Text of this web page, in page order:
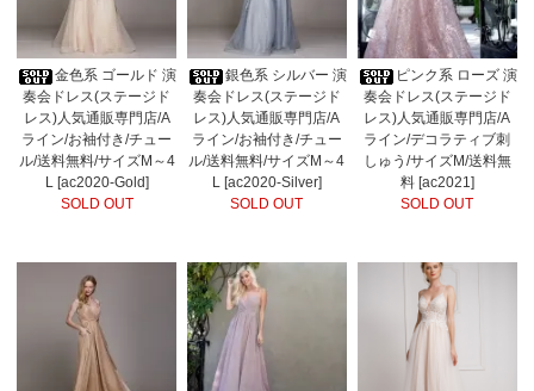
金色系 ゴールド 演
奏会ドレス(ステージド
レス)人気通販専門店/A
ライン/お袖付き/チュー
ル/送料無料/サイズM～4
L [ac2020-Gold]
SOLD OUT
銀色系 シルバー 演
奏会ドレス(ステージド
レス)人気通販専門店/A
ライン/お袖付き/チュー
ル/送料無料/サイズM～4
L [ac2020-Silver]
SOLD OUT
ピンク系 ローズ 演
奏会ドレス(ステージド
レス)人気通販専門店/A
ライン/デコラティブ刺
しゅう/サイズM/送料無
料 [ac2021]
SOLD OUT